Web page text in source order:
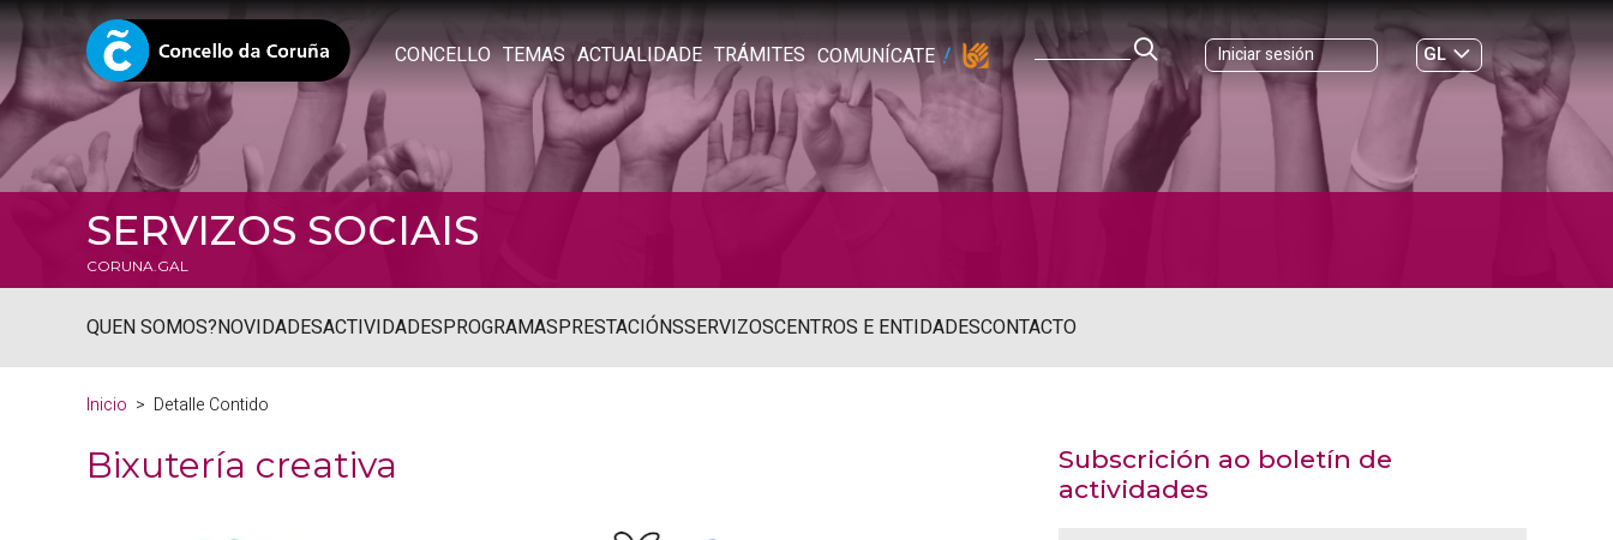
CONCELLO TEMAS ACTUALIDADE TRÁMITES COMUNÍCATE Iniciar sesión
GL
ES|
SERVIZOS SOCIAIS
CORUNA.GAL
QUEN SOMOS?NOVIDADESACTIVIDADESPROGRAMASPRESTACIÓNSSERVIZOSCENTROS E ENTIDADESCONTACTO
Inicio Detalle Contido
Bixutería creativa
Subscrición ao boletín de
actividades